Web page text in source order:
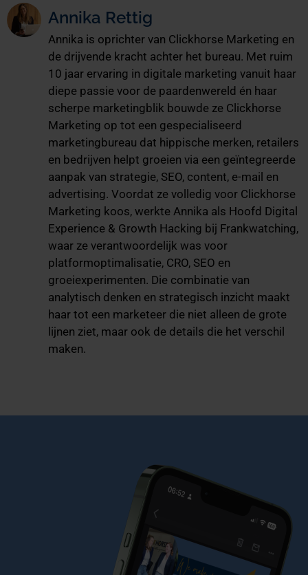
Annika Rettig
Annika is oprichter van Clickhorse Marketing en
de drijvende kracht achter het bureau. Met ruim
10 jaar ervaring in digitale marketing vanuit haar
diepe passie voor de paardenwereld én haar
scherpe marketingblik bouwde ze Clickhorse
Marketing op tot een gespecialiseerd
marketingbureau dat hippische merken, retailers
en bedrijven helpt groeien via een geïntegreerde
aanpak van strategie, SEO, content, e-mail en
advertising. Voordat ze volledig voor Clickhorse
Marketing koos, werkte Annika als Hoofd Digital
Experience & Growth Hacking bij Frankwatching,
waar ze verantwoordelijk was voor
platformoptimalisatie, CRO, SEO en
groeiexperimenten. Die combinatie van
analytisch denken en strategisch inzicht maakt
haar tot een marketeer die niet alleen de grote
lijnen ziet, maar ook de details die het verschil
maken.